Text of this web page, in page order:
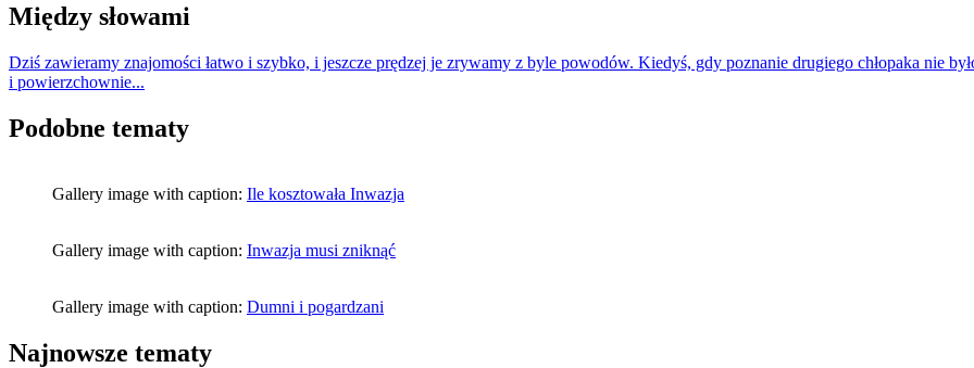
Między słowami
Dziś zawieramy znajomości łatwo i szybko, i jeszcze prędzej je zrywamy z byle powodów. Kiedyś, gdy poznanie drugiego chłopaka nie
i powierzchownie...
Podobne tematy
Gallery image with caption: Ile kosztowała Inwazja
Gallery image with caption: Inwazja musi zniknąć
Gallery image with caption: Dumni i pogardzani
Najnowsze tematy